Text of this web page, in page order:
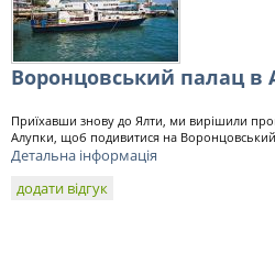
Воронцовський палац в
Приїхавши знову до Ялти, ми вирішили
Алупки, щоб подивитися на
Детальна інформація
додати відгук